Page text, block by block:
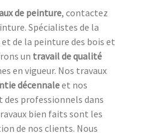
de peinture, contactez
Spécialistes de la
de la peinture des bois et
un travail de qualité
en vigueur. Nos travaux
décennaleet nos
des professionnels dans
bien faits sont les
de nos clients. Nous